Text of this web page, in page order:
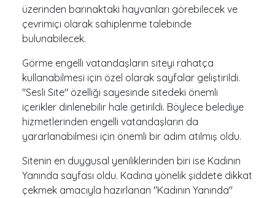
üzerinden barınaktaki hayvanları görebilecek ve
çevrimiçi olarak sahiplenme talebinde
bulunabilecek.
Görme engelli vatandaşların siteyi rahatça
kullanabilmesi için özel olarak sayfalar geliştirildi.
"Sesli Site" özelliği sayesinde sitedeki önemli
içerikler dinlenebilir hale getirildi. Böylece belediye
hizmetlerinden engelli vatandaşların da
yararlanabilmesi için önemli bir adım atılmış oldu.
Sitenin en duygusal yeniliklerinden biri ise Kadının
Yanında sayfası oldu. Kadına yönelik şiddete dikkat
çekmek amacıyla hazırlanan "Kadının Yanında"